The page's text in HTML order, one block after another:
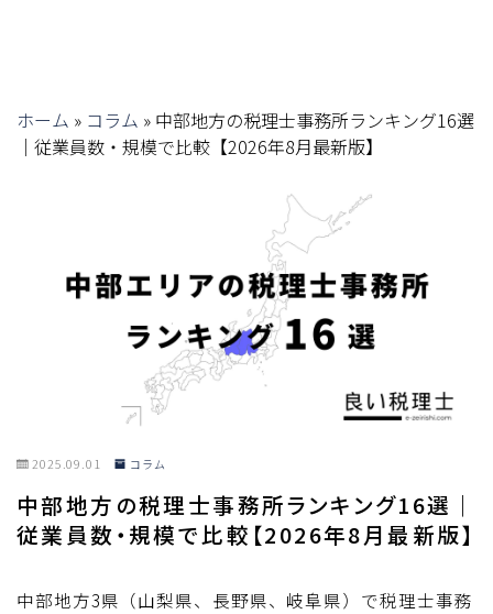
ホーム » コラム » 中部地方の税理士事務所ランキング16選
｜従業員数・規模で比較【2026年8月最新版】
2025.09.01 コラム
中部地方の税理士事務所ランキング16選｜
従業員数・規模で比較【2026年8月最新版】
中部地方3県（山梨県、長野県、岐阜県）で税理士事務